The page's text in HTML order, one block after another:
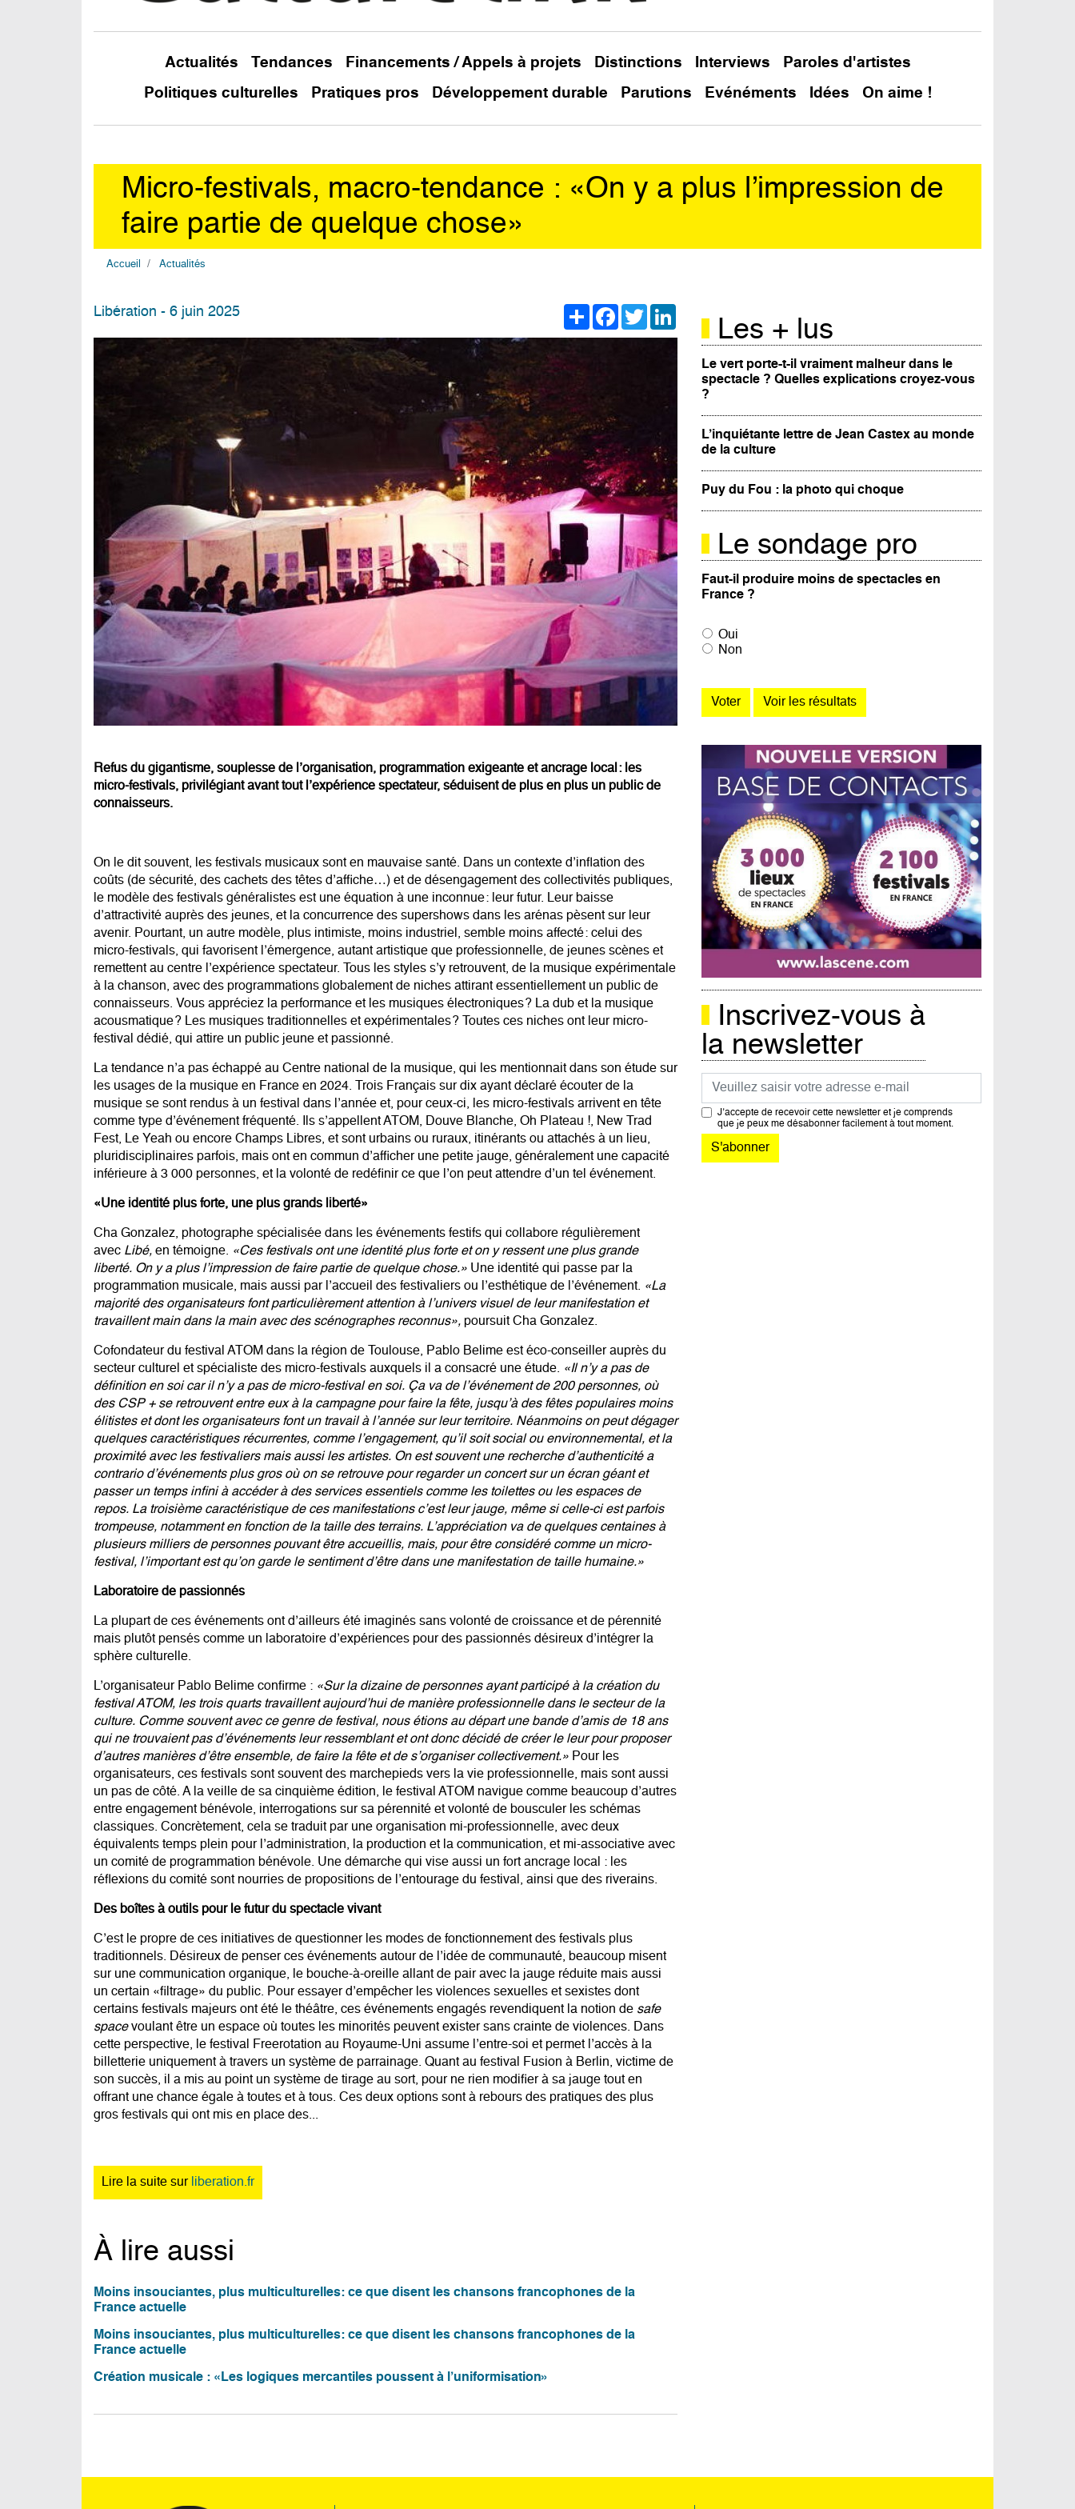
Actualités Tendances Financements / Appels à projets Distinctions Interviews
Paroles d'artistes
Politiques culturelles
Pratiques pros Développement durable Parutions Evénéments Idées On aime !
Micro-festivals, macro-tendance : «On y a plus l’impression de
faire partie de quelque chose»
Accueil Actualités
ShareFacebook
Twitter
Libération - 6 juin 2025
Refus du gigantisme, souplesse de l’organisation, programmation exigeante et ancrage local : les
micro-festivals, privilégiant avant tout l’expérience spectateur, séduisent de plus en plus un public de
connaisseurs.
On le dit souvent, les festivals musicaux sont en mauvaise santé. Dans un contexte d’inflation des
coûts (de sécurité, des cachets des têtes d’affiche…) et de désengagement des collectivités publiques,
le modèle des festivals généralistes est une équation à une inconnue : leur futur. Leur baisse
d’attractivité auprès des jeunes, et la concurrence des supershows dans les arénas pèsent sur leur
avenir. Pourtant, un autre modèle, plus intimiste, moins industriel, semble moins affecté : celui des
micro-festivals, qui favorisent l’émergence, autant artistique que professionnelle, de jeunes scènes et
remettent au centre l’expérience spectateur. Tous les styles s’y retrouvent, de la musique expérimentale
à la chanson, avec des programmations globalement de niches attirant essentiellement un public de
connaisseurs. Vous appréciez la performance et les musiques électroniques ? La dub et la musique
acousmatique ? Les musiques traditionnelles et expérimentales ? Toutes ces niches ont leur micro-
festival dédié, qui attire un public jeune et passionné.
La tendance n’a pas échappé au Centre national de la musique, qui les mentionnait dans son étude sur
les usages de la musique en France en 2024. Trois Français sur dix ayant déclaré écouter de la
musique se sont rendus à un festival dans l’année et, pour ceux-ci, les micro-festivals arrivent en tête
comme type d’événement fréquenté. Ils s’appellent ATOM, Douve Blanche, Oh Plateau !, New Trad
Fest, Le Yeah ou encore Champs Libres, et sont urbains ou ruraux, itinérants ou attachés à un lieu,
pluridisciplinaires parfois, mais ont en commun d’afficher une petite jauge, généralement une capacité
inférieure à 3 000 personnes, et la volonté de redéfinir ce que l’on peut attendre d’un tel événement.
«Une identité plus forte, une plus grands liberté»
Cha Gonzalez, photographe spécialisée dans les événements festifs qui collabore régulièrement
avec Libé, en témoigne. «Ces festivals ont une identité plus forte et on y ressent une plus grande
liberté. On y a plus l’impression de faire partie de quelque chose.» Une identité qui passe par la
programmation musicale, mais aussi par l’accueil des festivaliers ou l’esthétique de l’événement. «La
majorité des organisateurs font particulièrement attention à l’univers visuel de leur manifestation et
travaillent main dans la main avec des scénographes reconnus», poursuit Cha Gonzalez.
Cofondateur du festival ATOM dans la région de Toulouse, Pablo Belime est éco-conseiller auprès du
secteur culturel et spécialiste des micro-festivals auxquels il a consacré une étude. «Il n’y a pas de
définition en soi car il n’y a pas de micro-festival en soi. Ça va de l’événement de 200 personnes, où
des CSP + se retrouvent entre eux à la campagne pour faire la fête, jusqu’à des fêtes populaires moins
élitistes et dont les organisateurs font un travail à l’année sur leur territoire. Néanmoins on peut dégager
quelques caractéristiques récurrentes, comme l’engagement, qu’il soit social ou environnemental, et la
proximité avec les festivaliers mais aussi les artistes. On est souvent une recherche d’authenticité a
contrario d’événements plus gros où on se retrouve pour regarder un concert sur un écran géant et
passer un temps infini à accéder à des services essentiels comme les toilettes ou les espaces de
repos. La troisième caractéristique de ces manifestations c’est leur jauge, même si celle-ci est parfois
trompeuse, notamment en fonction de la taille des terrains. L’appréciation va de quelques centaines à
plusieurs milliers de personnes pouvant être accueillis, mais, pour être considéré comme un micro-
festival, l’important est qu’on garde le sentiment d’être dans une manifestation de taille humaine.»
Laboratoire de passionnés
La plupart de ces événements ont d’ailleurs été imaginés sans volonté de croissance et de pérennité
mais plutôt pensés comme un laboratoire d’expériences pour des passionnés désireux d’intégrer la
sphère culturelle.
L’organisateur Pablo Belime confirme : «Sur la dizaine de personnes ayant participé à la création du
festival ATOM, les trois quarts travaillent aujourd’hui de manière professionnelle dans le secteur de la
culture. Comme souvent avec ce genre de festival, nous étions au départ une bande d’amis de 18 ans
qui ne trouvaient pas d’événements leur ressemblant et ont donc décidé de créer le leur pour proposer
d’autres manières d’être ensemble, de faire la fête et de s’organiser collectivement.» Pour les
organisateurs, ces festivals sont souvent des marchepieds vers la vie professionnelle, mais sont aussi
un pas de côté. A la veille de sa cinquième édition, le festival ATOM navigue comme beaucoup d’autres
entre engagement bénévole, interrogations sur sa pérennité et volonté de bousculer les schémas
classiques. Concrètement, cela se traduit par une organisation mi-professionnelle, avec deux
équivalents temps plein pour l’administration, la production et la communication, et mi-associative avec
un comité de programmation bénévole. Une démarche qui vise aussi un fort ancrage local : les
réflexions du comité sont nourries de propositions de l’entourage du festival, ainsi que des riverains.
Des boîtes à outils pour le futur du spectacle vivant
C’est le propre de ces initiatives de questionner les modes de fonctionnement des festivals plus
traditionnels. Désireux de penser ces événements autour de l’idée de communauté, beaucoup misent
sur une communication organique, le bouche-à-oreille allant de pair avec la jauge réduite mais aussi
un certain «filtrage» du public. Pour essayer d’empêcher les violences sexuelles et sexistes dont
certains festivals majeurs ont été le théâtre, ces événements engagés revendiquent la notion de safe
spacevoulant être un espace où toutes les minorités peuvent exister sans crainte de violences. Dans
cette perspective, le festival Freerotation au Royaume-Uni assume l’entre-soi et permet l’accès à la
billetterie uniquement à travers un système de parrainage. Quant au festival Fusion à Berlin, victime de
son succès, il a mis au point un système de tirage au sort, pour ne rien modifier à sa jauge tout en
offrant une chance égale à toutes et à tous. Ces deux options sont à rebours des pratiques des plus
gros festivals qui ont mis en place des...
Lire la suite sur liberation.fr
À lire aussi
Moins insouciantes, plus multiculturelles: ce que disent les chansons francophones de la
France actuelle
Moins insouciantes, plus multiculturelles: ce que disent les chansons francophones de la
France actuelle
Création musicale : «Les logiques mercantiles poussent à l’uniformisation»
Les + lus
Le vert porte-t-il vraiment malheur dans le
spectacle ? Quelles explications croyez-vous
?
L’inquiétante lettre de Jean Castex au monde
de la culture
Puy du Fou : la photo qui choque
Le sondage pro
Faut-il produire moins de spectacles en
France ?
Oui
Non
Inscrivez-vous à
la newsletter
Courriel
J’accepte de recevoir cette newsletter et je comprends
que je peux me désabonner facilement à tout moment.